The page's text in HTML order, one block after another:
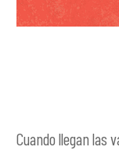
Cuando llegan las